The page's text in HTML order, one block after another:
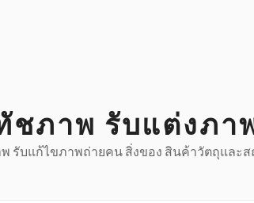
ชภาพ รับแต่งภา
รับแก้ไขภาพถ่ายคน สิ่งของ สินค้าวัตถุและ